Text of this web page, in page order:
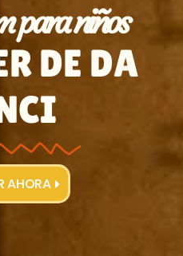
para niños
DE DA
AHORA